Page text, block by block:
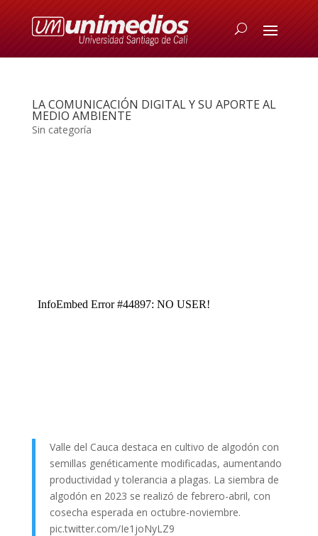
LA COMUNICACIÓN DIGITAL Y SU APORTE AL
MEDIO AMBIENTE
Sin categoría
Valle del Cauca destaca en cultivo de algodón con
semillas genéticamente modificadas, aumentando
productividad y tolerancia a plagas. La siembra de
algodón en 2023 se realizó de febrero-abril, con
cosecha esperada en octubre-noviembre.
pic.twitter.com/Ie1joNyLZ9